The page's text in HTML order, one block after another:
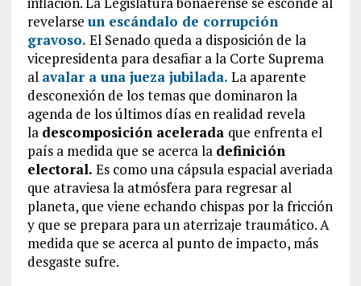
revelarse un escándalo de corrupción
gravoso. El Senado queda a disposición de la
vicepresidenta para desafiar a la Corte Suprema
al avalar a una jueza jubilada. La aparente
desconexión de los temas que dominaron la
agenda de los últimos días en realidad revela
la descomposición acelerada que enfrenta el
país a medida que se acerca la definición
electoral. Es como una cápsula espacial averiada
que atraviesa la atmósfera para regresar al
planeta, que viene echando chispas por la fricción
y que se prepara para un aterrizaje traumático. A
medida que se acerca al punto de impacto, más
desgaste sufre.